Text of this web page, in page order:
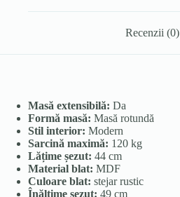
Recenzii (0)
Masă extensibilă: Da
Formă masă: Masă rotundă
Stil interior: Modern
Sarcină maximă: 120 kg
Lățime șezut: 44 cm
Material blat: MDF
Culoare blat: stejar rustic
Înălțime șezut: 49 cm